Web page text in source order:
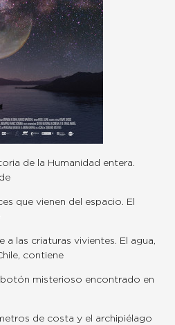
de la Humanidad entera.
que vienen del espacio. El
a las criaturas vivientes. El agua,
contiene
misterioso encontrado en
de costa y el archipiélago